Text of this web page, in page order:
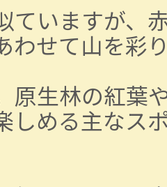
ていますが、
せて山を彩り
原生林の紅葉
しめる主なス